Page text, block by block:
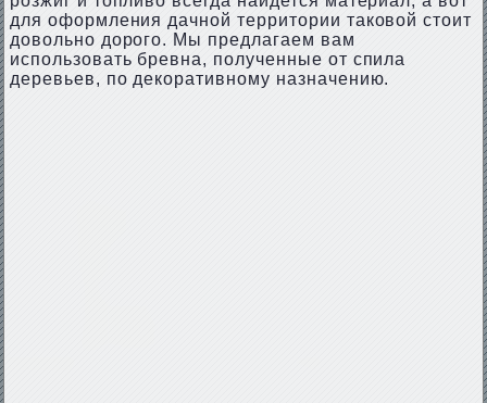
для оформления дачной территории таковой стоит
довольно дорого. Мы предлагаем вам
использовать бревна, полученные от спила
деревьев, по декоративному назначению.